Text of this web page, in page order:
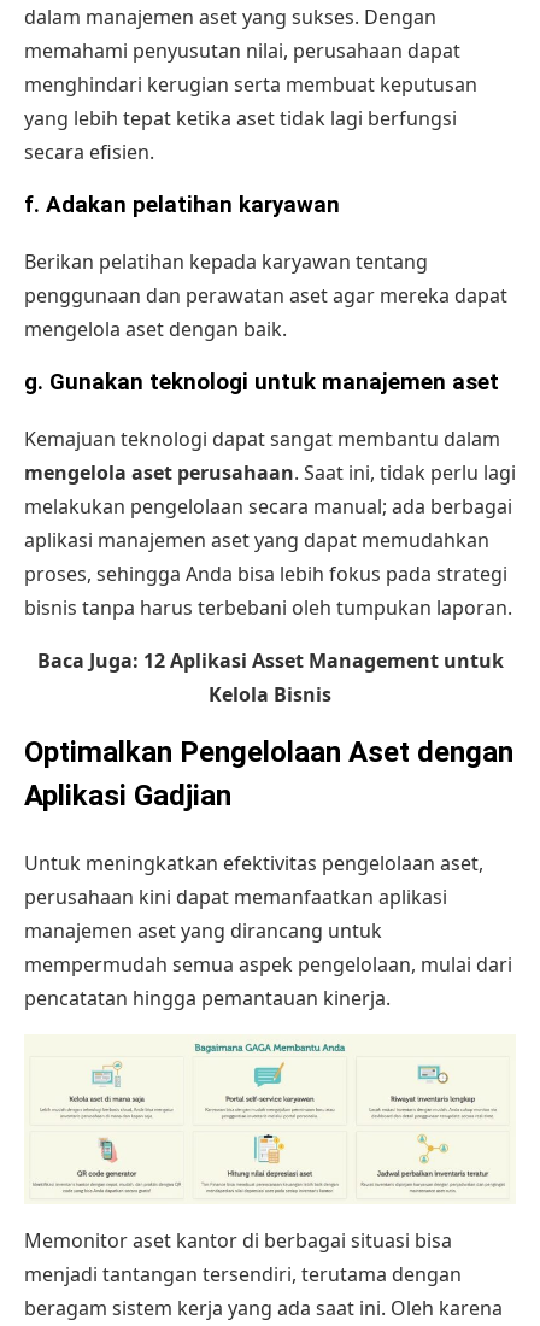
dalam manajemen aset yang sukses. Dengan
memahami penyusutan nilai, perusahaan dapat
menghindari kerugian serta membuat keputusan
yang lebih tepat ketika aset tidak lagi berfungsi
secara efisien.
f. Adakan pelatihan karyawan
Berikan pelatihan kepada karyawan tentang
penggunaan dan perawatan aset agar mereka dapat
mengelola aset dengan baik.
g. Gunakan teknologi untuk manajemen aset
Kemajuan teknologi dapat sangat membantu dalam
mengelola aset perusahaan. Saat ini, tidak perlu lagi
melakukan pengelolaan secara manual; ada berbagai
aplikasi manajemen aset yang dapat memudahkan
proses, sehingga Anda bisa lebih fokus pada strategi
bisnis tanpa harus terbebani oleh tumpukan laporan.
Baca Juga: 12 Aplikasi Asset Management untuk
Kelola Bisnis
Optimalkan Pengelolaan Aset dengan
Aplikasi Gadjian
Untuk meningkatkan efektivitas pengelolaan aset,
perusahaan kini dapat memanfaatkan aplikasi
manajemen aset yang dirancang untuk
mempermudah semua aspek pengelolaan, mulai dari
pencatatan hingga pemantauan kinerja.
Memonitor aset kantor di berbagai situasi bisa
menjadi tantangan tersendiri, terutama dengan
beragam sistem kerja yang ada saat ini. Oleh karena